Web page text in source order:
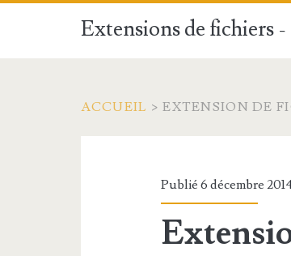
Extensions de fichiers
ACCUEIL > EXTENSION DE
Publié 6 décembre